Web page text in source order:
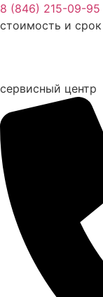
Перейти
к
8 (846) 215-09-95
стоимость и
сервисный центр